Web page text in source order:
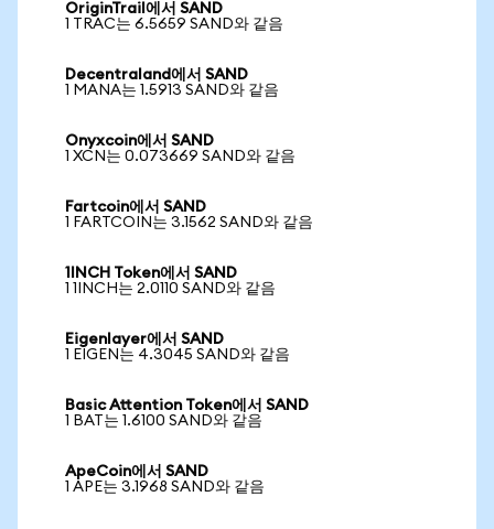
OriginTrail에서 SAND
1 TRAC는 6.5659 SAND와 같음
Decentraland에서 SAND
1 MANA는 1.5913 SAND와 같음
Onyxcoin에서 SAND
1 XCN는 0.073669 SAND와 같음
Fartcoin에서 SAND
1 FARTCOIN는 3.1562 SAND와 같음
1INCH Token에서 SAND
1 1INCH는 2.0110 SAND와 같음
Eigenlayer에서 SAND
1 EIGEN는 4.3045 SAND와 같음
Basic Attention Token에서 SAND
1 BAT는 1.6100 SAND와 같음
ApeCoin에서 SAND
1 APE는 3.1968 SAND와 같음